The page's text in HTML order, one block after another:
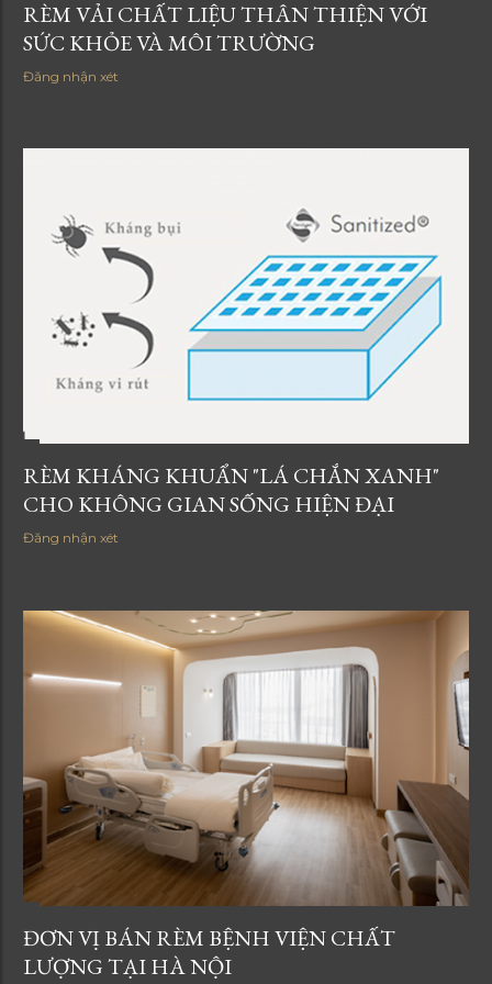
RÈM VẢI CHẤT LIỆU THÂN THIỆN VỚI
SỨC KHỎE VÀ MÔI TRƯỜNG
Đăng nhận xét
RÈM KHÁNG KHUẨN "LÁ CHẮN XANH"
CHO KHÔNG GIAN SỐNG HIỆN ĐẠI
Đăng nhận xét
ĐƠN VỊ BÁN RÈM BỆNH VIỆN CHẤT
LƯỢNG TẠI HÀ NỘI